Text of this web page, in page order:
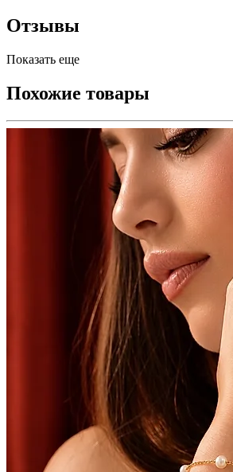
Отзывы
Показать еще
Похожие товары